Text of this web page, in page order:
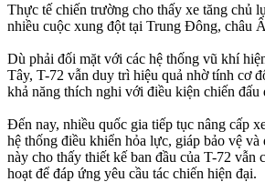
Thực tế chiến trường cho thấy xe tăng chủ
nhiều cuộc xung đột tại Trung Đông, châu
Dù phải đối mặt với các hệ thống vũ khí
Tây, T-72 vẫn duy trì hiệu quả nhờ tính cơ
khả năng thích nghi với điều kiện chiến đấu
Đến nay, nhiều quốc gia tiếp tục nâng cấp
hệ thống điều khiển hỏa lực, giáp bảo vệ
này cho thấy thiết kế ban đầu của T-72 vẫn
hoạt để đáp ứng yêu cầu tác chiến hiện đại. ​